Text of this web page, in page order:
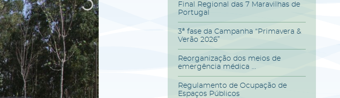
Final Regional das 7 Maravilhas de
Portugal
3ª fase da Campanha “Primavera &
Verão 2026”
Reorganização dos meios de
emergência médica ...
Regulamento de Ocupação de
Espaços Públicos